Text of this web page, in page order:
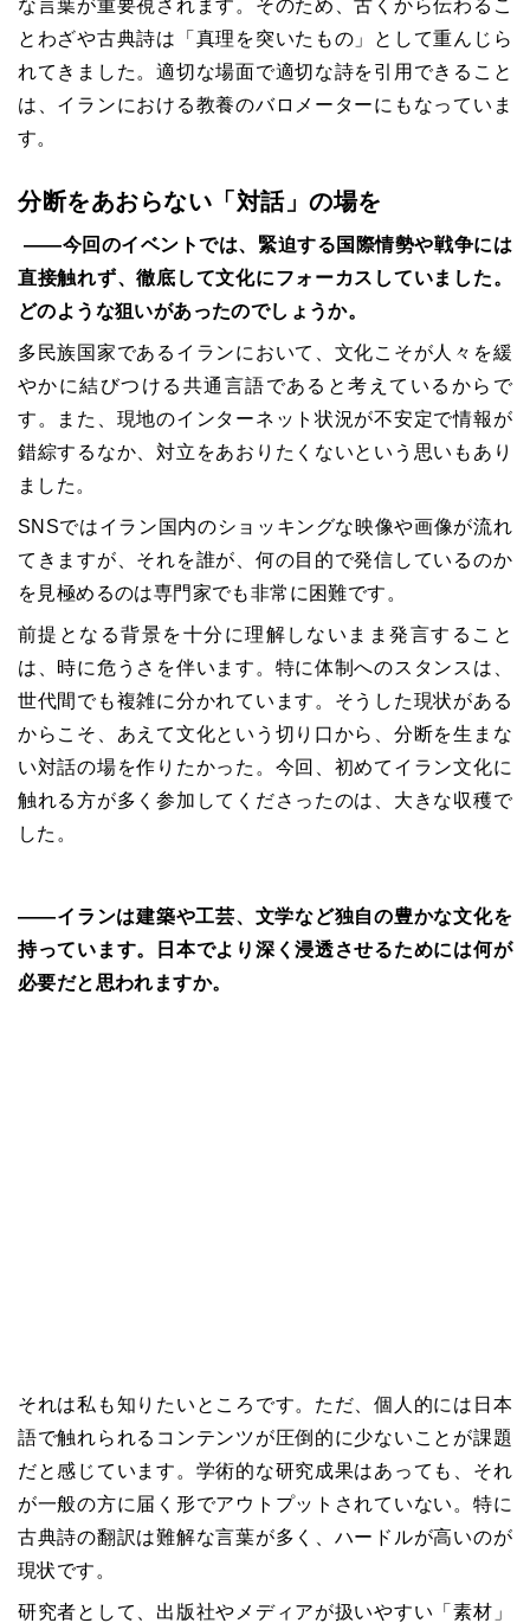
な言葉が重要視されます。そのため、古くから伝わるこ
とわざや古典詩は「真理を突いたもの」として重んじら
れてきました。適切な場面で適切な詩を引用できること
は、イランにおける教養のバロメーターにもなっていま
す。
分断をあおらない「対話」の場を
――今回のイベントでは、緊迫する国際情勢や戦争には
直接触れず、徹底して文化にフォーカスしていました。
どのような狙いがあったのでしょうか。
多民族国家であるイランにおいて、文化こそが人々を緩
やかに結びつける共通言語であると考えているからで
す。また、現地のインターネット状況が不安定で情報が
錯綜するなか、対立をあおりたくないという思いもあり
ました。
SNSではイラン国内のショッキングな映像や画像が流れ
てきますが、それを誰が、何の目的で発信しているのか
を見極めるのは専門家でも非常に困難です。
前提となる背景を十分に理解しないまま発言すること
は、時に危うさを伴います。特に体制へのスタンスは、
世代間でも複雑に分かれています。そうした現状がある
からこそ、あえて文化という切り口から、分断を生まな
い対話の場を作りたかった。今回、初めてイラン文化に
触れる方が多く参加してくださったのは、大きな収穫で
した。
――イランは建築や工芸、文学など独自の豊かな文化を
持っています。日本でより深く浸透させるためには何が
必要だと思われますか。
それは私も知りたいところです。ただ、個人的には日本
語で触れられるコンテンツが圧倒的に少ないことが課題
だと感じています。学術的な研究成果はあっても、それ
が一般の方に届く形でアウトプットされていない。特に
古典詩の翻訳は難解な言葉が多く、ハードルが高いのが
現状です。
研究者として、出版社やメディアが扱いやすい「素材」